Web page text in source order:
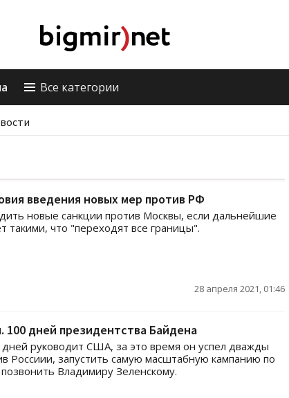
Все категории
введения новых мер против РФ
новые санкции против Москвы, если дальнейшие
такими, что "переходят все границы".
28 апреля 2021, 01:46
100 дней президентства Байдена
руководит США, за это время он успел дважды
Россиии, запустить самую масштабную кампанию по
Владимиру Зеленскому.